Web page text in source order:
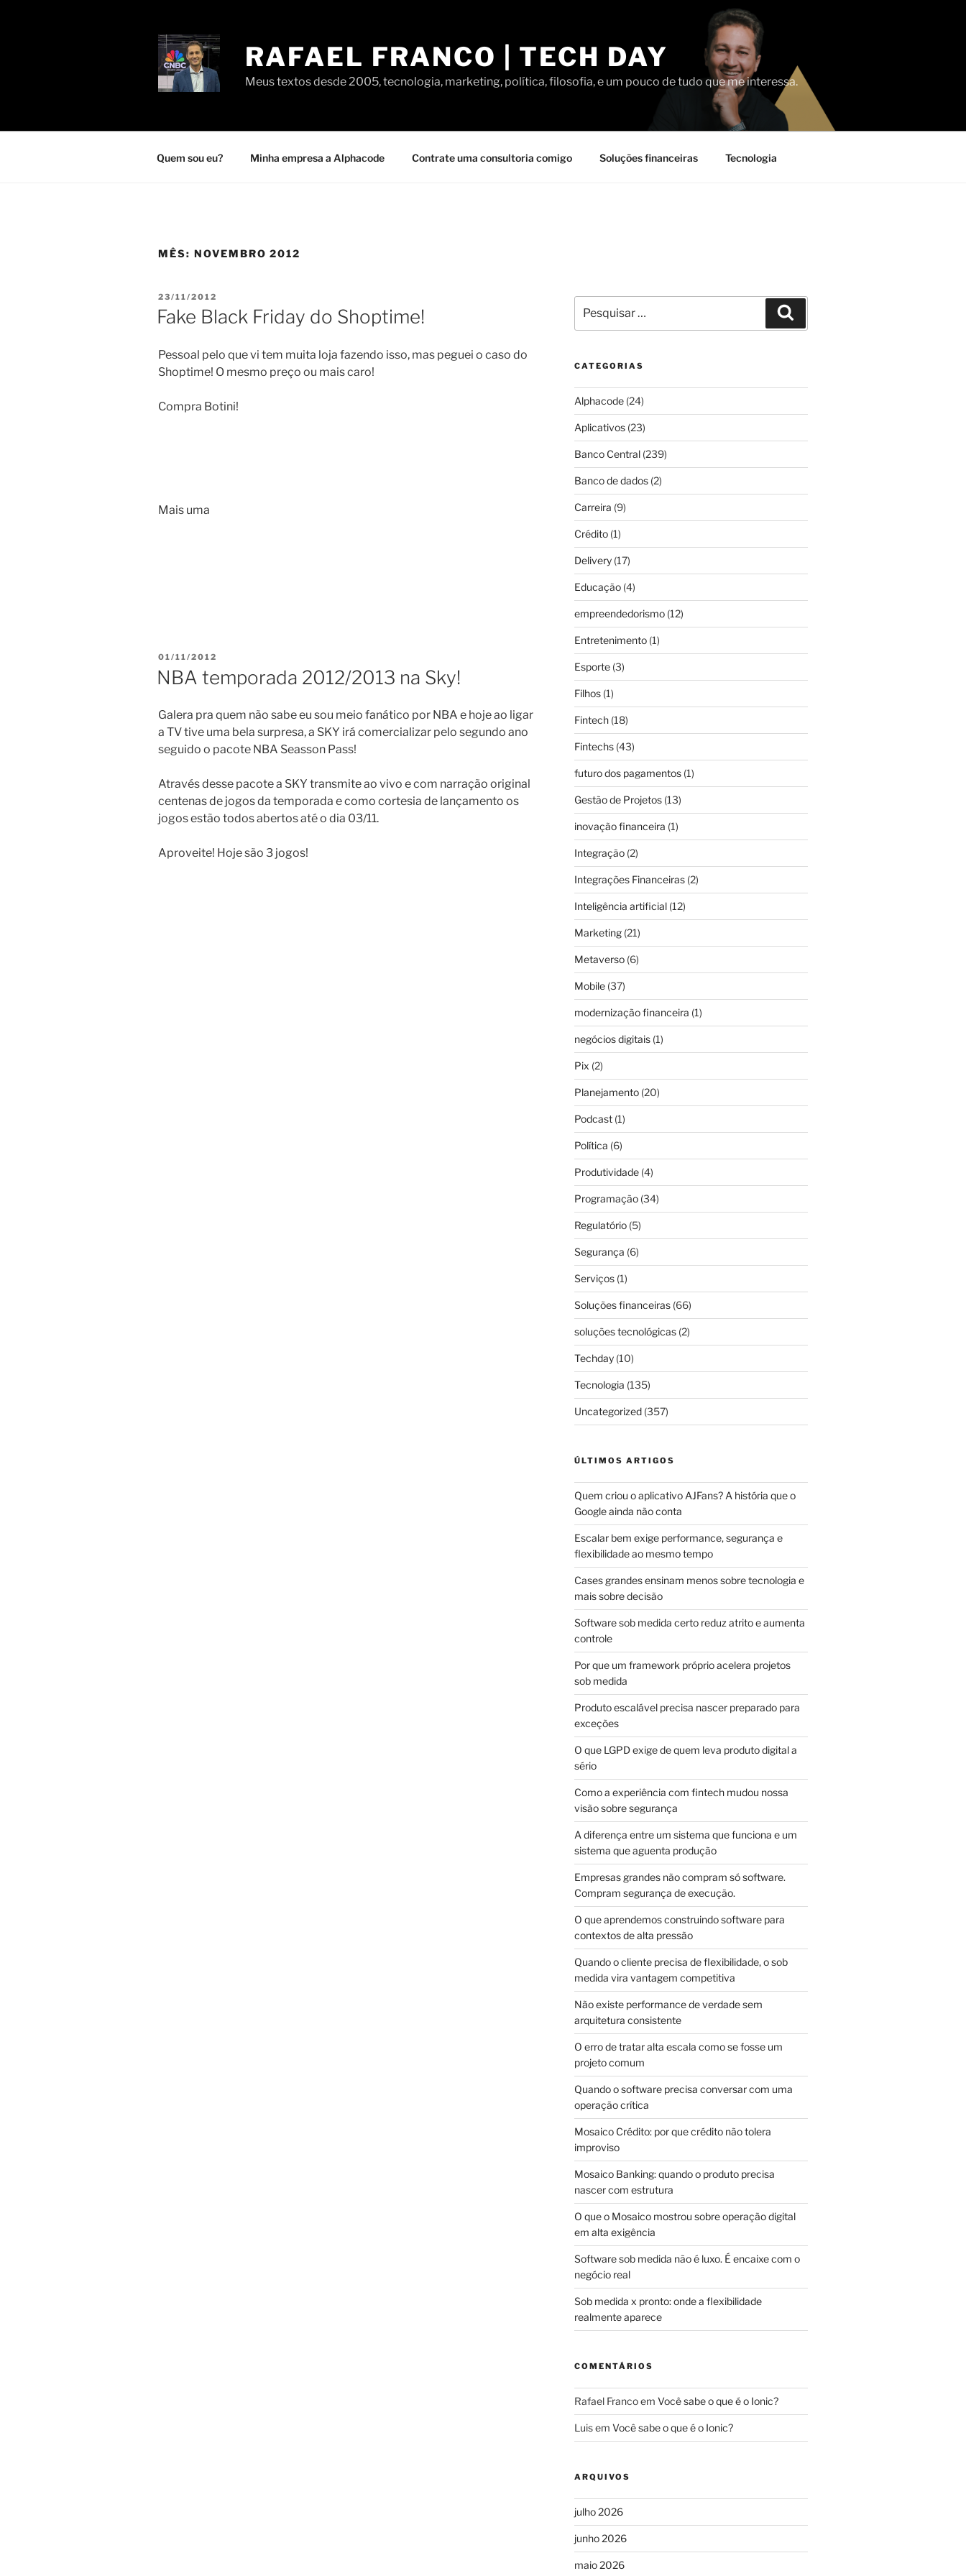
RAFAEL FRANCO | TECH DAY
Meus textos desde 2005, tecnologia, marketing, política, filosofia, e um pouco de tudo que me interessa.
Quem sou eu? Minha empresa a Alphacode Contrate uma consultoria comigo Soluções financeiras Tecnologia
MÊS: NOVEMBRO 2012
PUBLICADO
EM
23/11/2012
Fake Black Friday do Shoptime!
Pessoal pelo que vi tem muita loja fazendo isso, mas peguei o caso do
Shoptime! O mesmo preço ou mais caro!
Compra Botini!
Mais uma
PUBLICADO
01/11/2012
NBA temporada 2012/2013 na Sky!
Galera pra quem não sabe eu sou meio fanático por NBA e hoje ao ligar
a TV tive uma bela surpresa, a SKY irá comercializar pelo segundo ano
seguido o pacote NBA Seasson Pass!
Através desse pacote a SKY transmite ao vivo e com narração original
centenas de jogos da temporada e como cortesia de lançamento os
jogos estão todos abertos até o dia 03/11.
Aproveite! Hoje são 3 jogos!
por:
CATEGORIAS
Alphacode(24)
Aplicativos(23)
Banco Central(239)
Banco de dados(2)
Carreira (9)
Crédito(1)
Delivery(17)
Educação(4)
empreendedorismo(12)
Entretenimento(1)
Esporte(3)
Filhos(1)
Fintech(18)
Fintechs(43)
futuro dos pagamentos(1)
Gestão de Projetos(13)
inovação financeira (1)
Integração(2)
Integrações Financeiras(2)
Inteligência artificial(12)
Marketing(21)
Metaverso(6)
Mobile(37)
modernização financeira (1)
negócios digitais(1)
Pix (2)
Planejamento(20)
Podcast(1)
Política (6)
Produtividade(4)
Programação(34)
Regulatório(5)
Segurança (6)
Serviços(1)
Soluções financeiras(66)
soluções tecnológicas(2)
Techday(10)
Tecnologia (135)
Uncategorized(357)
ÚLTIMOS ARTIGOS
Quem criou o aplicativo AJFans? A história que o
Google ainda não conta
Escalar bem exige performance, segurança e
flexibilidade ao mesmo tempo
Cases grandes ensinam menos sobre tecnologia e
mais sobre decisão
Software sob medida certo reduz atrito e aumenta
controle
Por que um framework próprio acelera projetos
sob medida
Produto escalável precisa nascer preparado para
exceções
O que LGPD exige de quem leva produto digital a
sério
Como a experiência com fintech mudou nossa
visão sobre segurança
A diferença entre um sistema que funciona e um
sistema que aguenta produção
Empresas grandes não compram só software.
Compram segurança de execução.
O que aprendemos construindo software para
contextos de alta pressão
Quando o cliente precisa de flexibilidade, o sob
medida vira vantagem competitiva
Não existe performance de verdade sem
arquitetura consistente
O erro de tratar alta escala como se fosse um
projeto comum
Quando o software precisa conversar com uma
operação crítica
Mosaico Crédito: por que crédito não tolera
improviso
Mosaico Banking: quando o produto precisa
nascer com estrutura
O que o Mosaico mostrou sobre operação digital
em alta exigência
Software sob medida não é luxo. É encaixe com o
negócio real
Sob medida x pronto: onde a flexibilidade
realmente aparece
COMENTÁRIOS
Rafael Francoem Você sabe o que é o Ionic?
Luisem Você sabe o que é o Ionic?
ARQUIVOS
julho 2026
junho 2026
maio 2026